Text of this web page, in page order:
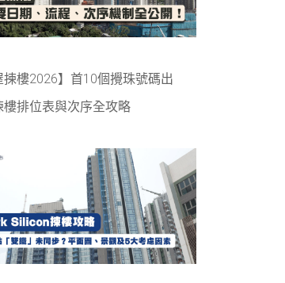
揀樓2026】首10個攪珠號碼出
樓排位表與次序全攻略